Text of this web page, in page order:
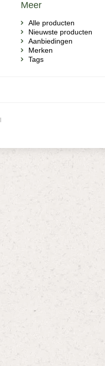
Meer
Alle producten
Nieuwste producten
Aanbiedingen
Merken
Tags